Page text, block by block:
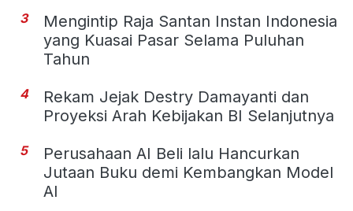
3
Mengintip Raja Santan Instan Indonesia
yang Kuasai Pasar Selama Puluhan
Tahun
4
Rekam Jejak Destry Damayanti dan
Proyeksi Arah Kebijakan BI Selanjutnya
5
Perusahaan AI Beli lalu Hancurkan
Jutaan Buku demi Kembangkan Model
AI